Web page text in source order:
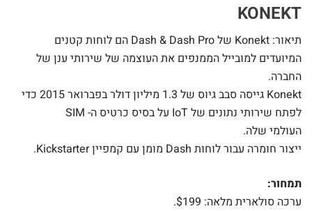
KONEKT
תיאור: Konekt של Dash & Dash Pro הם לוחות קטנים
המיועדים למובייל הממנפים את העוצמה של שירותי ענן של
החברה.
Konekt גייסה סבב גיוס של 1.3 מיליון דולר בפברואר 2015 כדי
לפתח שירותי נתונים של IoT על בסיס כרטיס ה- SIM
העולמי שלה.
ייצור חומרה עבור לוחות Dash מומן עם קמפיין Kickstarter.
תמחור:
ערכה סולארית מלאה: $199.